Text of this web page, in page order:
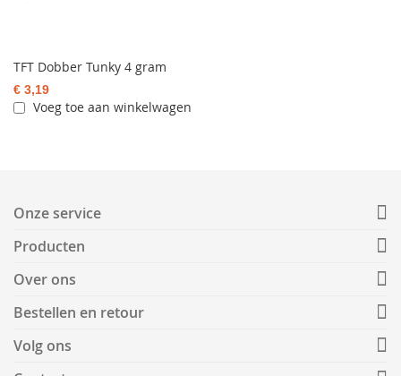
TFT Dobber Tunky 4 gram
€ 3,19
Voeg toe aan winkelwagen
Onze service
Producten
Over ons
Bestellen en retour
Volg ons